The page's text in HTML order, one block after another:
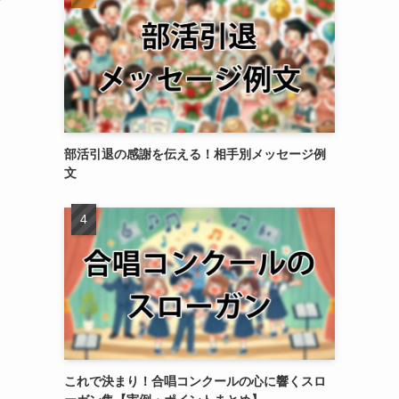
部活引退の感謝を伝える！相手別メッセージ例
文
これで決まり！合唱コンクールの心に響くスロ